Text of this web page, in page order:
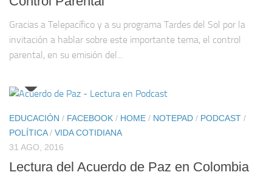
Gracias a Telepacífico y a su programa Tardes del Sol por la
invitación a hablar sobre este importante tema, el control
parental, en su emisión del...
EDUCACIÓN / FACEBOOK / HOME / NOTEPAD / PODCAST /
POLÍTICA/ VIDA COTIDIANA
31 AGO, 2016
Lectura del Acuerdo de Paz en Colombia